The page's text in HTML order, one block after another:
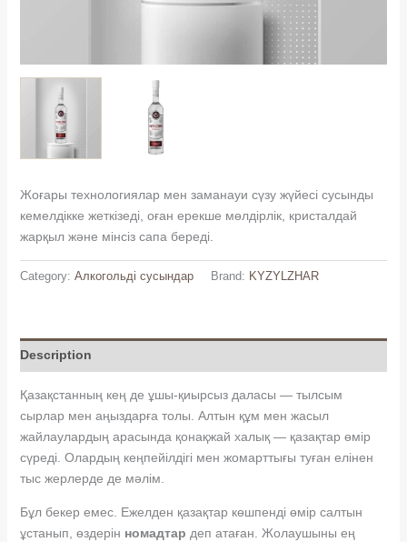
Жоғары технологиялар мен заманауи сүзу жүйесі сусынды
кемелдікке жеткізеді, оған ерекше мөлдірлік, кристалдай
жарқыл және мінсіз сапа береді.
Category: Алкогольді сусындар Brand: KYZYLZHAR
Description
Қазақстанның кең де ұшы-қиырсыз даласы — тылсым
сырлар мен аңыздарға толы. Алтын құм мен жасыл
жайлаулардың арасында қонақжай халық — қазақтар өмір
сүреді. Олардың кеңпейілдігі мен жомарттығы туған елінен
тыс жерлерде де мәлім.
Бұл бекер емес. Ежелден қазақтар көшпенді өмір салтын
ұстанып, өздерін номадтар деп атаған. Жолаушыны ең